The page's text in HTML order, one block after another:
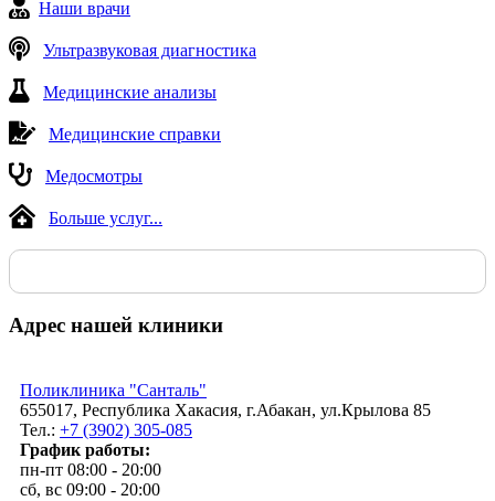
Наши врачи
Ультразвуковая диагностика
Медицинские анализы
Медицинские справки
Медосмотры
Больше услуг...
Адрес нашей клиники
Поликлиника "Санталь"
655017, Республика Хакасия, г.Абакан, ул.Крылова 85
Тел.: +7 (3902) 305-085
График работы:
пн-пт 08:00 - 20:00
сб, вс 09:00 - 20:00